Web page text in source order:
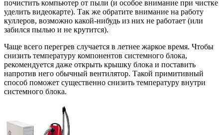
почистить компьютер от пыли (и особое внимание при чистке
уделить видеокарте). Так же обратите внимание на работу
куллеров, возможно какой-нибудь из них не работает (или
забился пылью и не крутится).
Чаще всего перегрев случается в летнее жаркое время. Чтобы
снизить температуру компонентов системного блока,
рекомендуется даже открыть крышку блока и поставить
напротив него обычный вентилятор. Такой примитивный
способ поможет существенно снизить температуру внутри
системного блока.